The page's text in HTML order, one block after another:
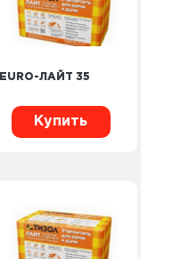
EURO-ЛАЙТ 35
Купить